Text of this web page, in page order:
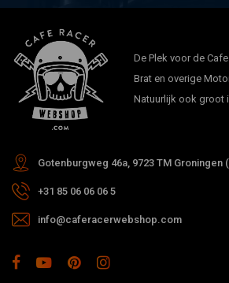
De Plek voor de
Brat en overige
Natuurlijk ook groot
Gotenburgweg 46a, 9723 TM Groningen
+31 85 06 06 06 5
info@caferacerwebshop.com